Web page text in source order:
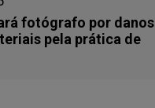
fotógrafo por danos
pela prática de